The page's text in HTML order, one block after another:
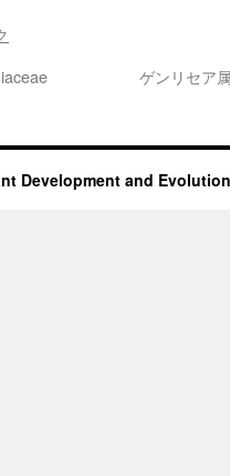
ゲンリセア
Development and Evolution